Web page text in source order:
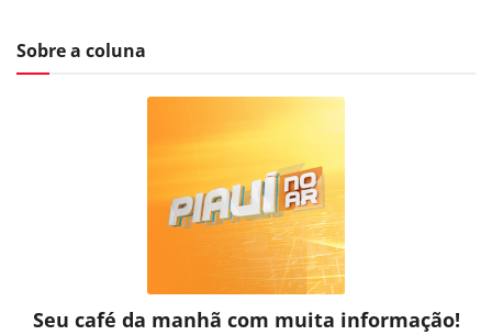
Sobre a coluna
Seu café da manhã com muita informação!